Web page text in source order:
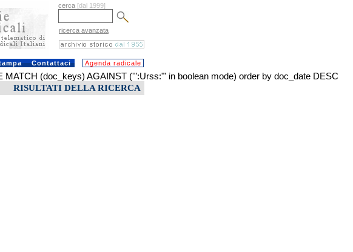
cerca [dal 1999]
ricerca avanzata
Contattaci Agenda radicale
(doc_keys) AGAINST ('":Urss:"' in boolean mode) order by doc_date DESC
RISULTATI DELLA RICERCA